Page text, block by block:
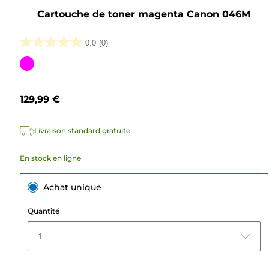
Cartouche de toner magenta Canon 046M
0.0 (0)
0.0
sur
Cartouche
129,99 €
Livraison standard gratuite
En stock en ligne
Achat unique
Quantité
1